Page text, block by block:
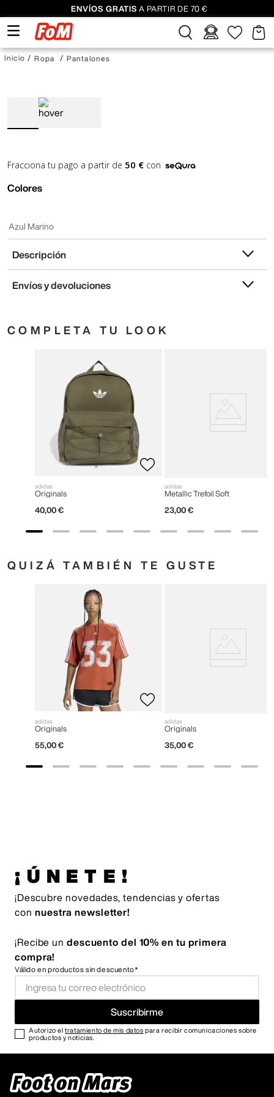
ENVÍOS GRATIS A PARTIR DE 70 €
Ropa Pantalones
Fracciona tu pago a partir de 50 € con
Colores
Azul Marino
Descripción
Envíos y devoluciones
COMPLETA TU LOOK
adidas
Originals
40,00 €
adidas
Metallic Trefoil Soft
23,00 €
QUIZÁ TAMBIÉN TE GUSTE
adidas
Originals
55,00 €
adidas
Originals
35,00 €
¡ÚNETE!
¡Descubre novedades, tendencias y ofertas
con nuestra newsletter!
¡Recibe un descuento del 10% en tu primera
compra!
Válido en productos sin descuento*
Suscribirme
Autorizo eltratamiento de mis datos para recibir comunicaciones sobre
productos y noticias.